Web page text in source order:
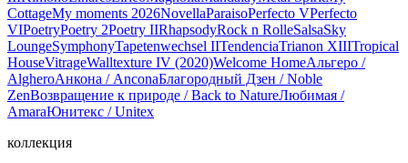
CottageMy moments 2026NovellaParaisoPerfecto VPerfecto
VIPoetryPoetry 2Poetry IIRhapsodyRock n RolleSalsaSky
LoungeSymphonyTapetenwechsel IITendenciaTrianon XIIITropical
HouseVitrageWalltexture IV (2020)Welcome HomeАльгеро /
AlgheroАнкона / AnconaБлагородный Дзен / Noble
ZenВозвращение к природе / Back to NatureЛюбимая /
AmaraЮнитекс / Unitex
коллекция